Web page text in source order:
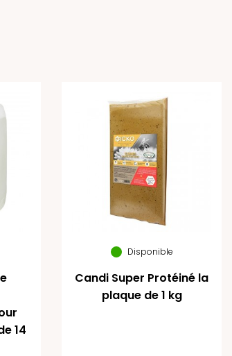
14
Disponible
Candi Super Protéiné la
plaque de 1 kg